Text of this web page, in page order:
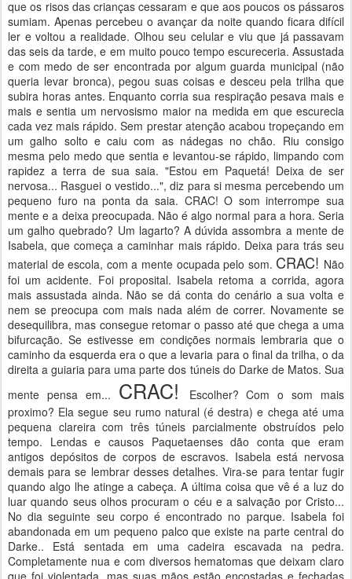
que os risos das crianças cessaram e que aos poucos os pássaros
sumiam. Apenas percebeu o avançar da noite quando ficara difícil
ler e voltou a realidade. Olhou seu celular e viu que já passavam
das seis da tarde, e em muito pouco tempo escureceria. Assustada
e com medo de ser encontrada por algum guarda municipal (não
queria levar bronca), pegou suas coisas e desceu pela trilha que
subira horas antes. Enquanto corria sua respiração pesava mais e
mais e sentia um nervosismo maior na medida em que escurecia
cada vez mais rápido. Sem prestar atenção acabou tropeçando em
um galho solto e caiu com as nádegas no chão. Riu consigo
mesma pelo medo que sentia e levantou-se rápido, limpando com
rapidez a terra de sua saia. "Estou em Paquetá! Deixa de ser
nervosa... Rasguei o vestido...", diz para si mesma percebendo um
pequeno furo na ponta da saia. CRAC! O som interrompe sua
mente e a deixa preocupada. Não é algo normal para a hora. Seria
um galho quebrado? Um lagarto? A dúvida assombra a mente de
Isabela, que começa a caminhar mais rápido. Deixa para trás seu
material de escola, com a mente ocupada pelo som. CRAC! Não
foi um acidente. Foi proposital. Isabela retoma a corrida, agora
mais assustada ainda. Não se dá conta do cenário a sua volta e
nem se preocupa com mais nada além de correr. Novamente se
desequilibra, mas consegue retomar o passo até que chega a uma
bifurcação. Se estivesse em condições normais lembraria que o
caminho da esquerda era o que a levaria para o final da trilha, o da
direita a guiaria para uma parte dos túneis do Darke de Matos. Sua
mente pensa em... CRAC!
Escolher? Com o som mais
proximo? Ela segue seu rumo natural (é destra) e chega até uma
pequena clareira com três túneis parcialmente obstruídos pelo
tempo. Lendas e causos Paquetaenses dão conta que eram
antigos depósitos de corpos de escravos. Isabela está nervosa
demais para se lembrar desses detalhes. Vira-se para tentar fugir
quando algo lhe atinge a cabeça. A última coisa que vê é a luz do
luar quando seus olhos procuram o céu e a salvação por Cristo...
No dia seguinte seu corpo é encontrado no parque. Isabela foi
abandonada em um pequeno palco que existe na parte central do
Darke.. Está sentada em uma cadeira escavada na pedra.
Completamente nua e com diversos hematomas que deixam claro
que foi violentada, mas suas mãos estão encostadas e fechadas